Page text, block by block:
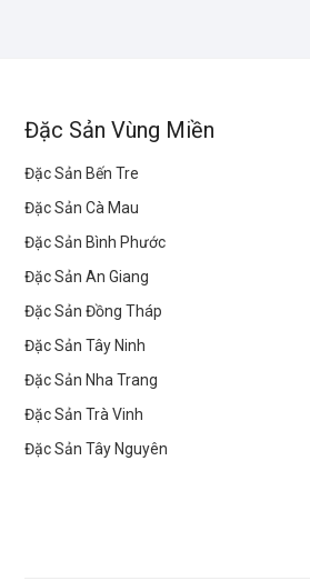
Đặc Sản Vùng Miền
Đặc Sản Bến Tre
Đặc Sản Cà Mau
Đặc Sản Bình Phước
Đặc Sản An Giang
Đặc Sản Đồng Tháp
Đặc Sản Tây Ninh
Đặc Sản Nha Trang
Đặc Sản Trà Vinh
Đặc Sản Tây Nguyên